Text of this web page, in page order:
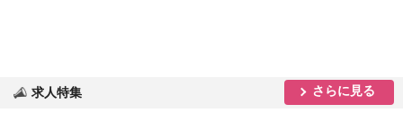
求人特集 さらに見る